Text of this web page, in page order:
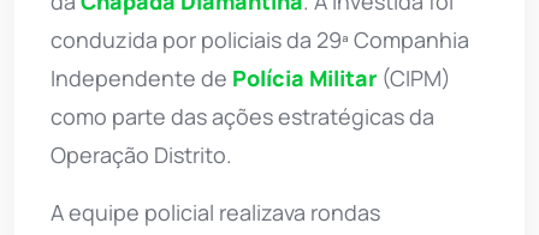
conduzida por policiais da 29ª Companhia
Independente de Polícia Militar (CIPM)
como parte das ações estratégicas da
Operação Distrito.
A equipe policial realizava rondas